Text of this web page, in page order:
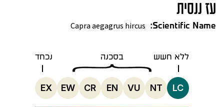
עז ננסית
Scientific Name:
ללא חשש בסכנה נכחד
LC
NT
VU
EN
CR
EW
EX